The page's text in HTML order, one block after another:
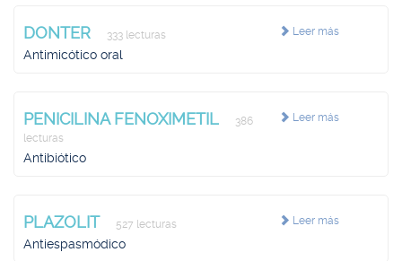
Leer más
DONTER 333 lecturas
Antimicótico oral
Leer más
PENICILINA FENOXIMETIL
386
lecturas
Antibiótico
Leer más
PLAZOLIT 527 lecturas
Antiespasmódico